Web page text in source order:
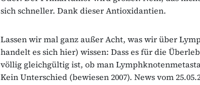
sich schneller. Dank dieser Antioxidantien.
Lassen wir mal ganz außer Acht, was wir über
handelt es sich hier) wissen: Dass es für die
völlig gleichgültig ist, ob man
Kein Unterschied (bewiesen 2007). News vom